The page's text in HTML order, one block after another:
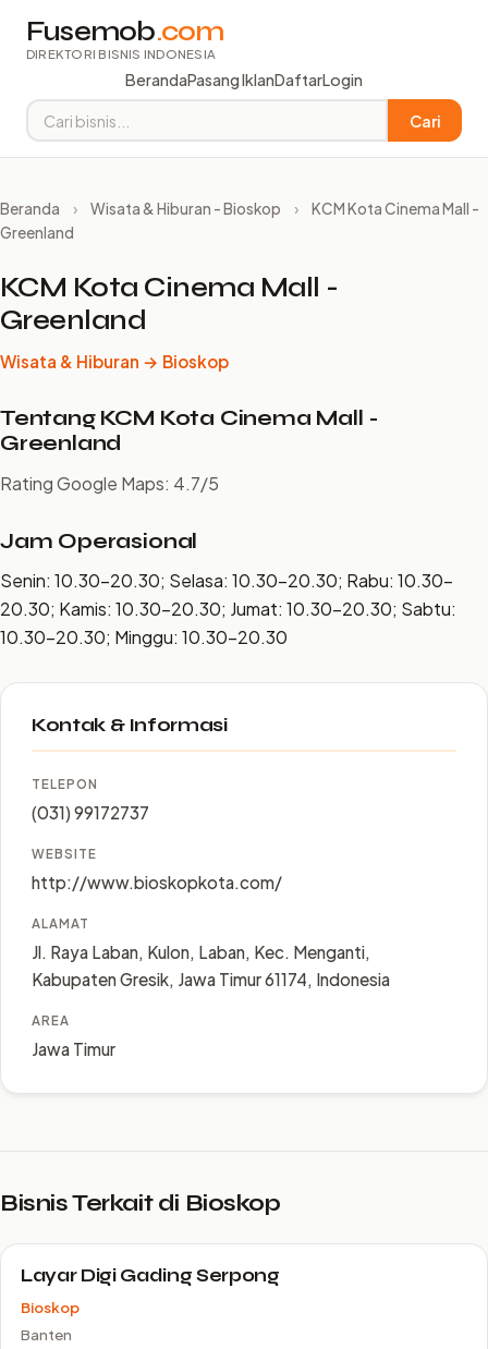
Fusemob.com
DIREKTORI BISNIS INDONESIA
BerandaPasang IklanDaftarLogin
Cari
Beranda › Wisata & Hiburan - Bioskop ›
KCM Kota Cinema Mall -
Greenland
KCM Kota Cinema Mall -
Greenland
Wisata & Hiburan → Bioskop
Tentang KCM Kota Cinema Mall -
Greenland
Rating Google Maps: 4.7/5
Jam Operasional
Senin: 10.30–20.30; Selasa: 10.30–20.30; Rabu: 10.30–
20.30; Kamis: 10.30–20.30; Jumat: 10.30–20.30; Sabtu:
10.30–20.30; Minggu: 10.30–20.30
Kontak & Informasi
TELEPON
(031) 99172737
WEBSITE
http://www.bioskopkota.com/
ALAMAT
Jl. Raya Laban, Kulon, Laban, Kec. Menganti,
Kabupaten Gresik, Jawa Timur 61174, Indonesia
AREA
Jawa Timur
Bisnis Terkait di Bioskop
Layar Digi Gading Serpong
Bioskop
Banten